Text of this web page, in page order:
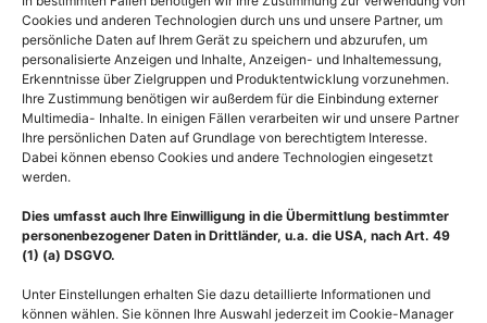
Cookies und anderen Technologien durch uns und unsere Partner, um
persönliche Daten auf Ihrem Gerät zu speichern und abzurufen, um
personalisierte Anzeigen und Inhalte, Anzeigen- und Inhaltemessung,
Erkenntnisse über Zielgruppen und Produktentwicklung vorzunehmen.
Ihre Zustimmung benötigen wir außerdem für die Einbindung externer
Multimedia- Inhalte. In einigen Fällen verarbeiten wir und unsere Partner
Ihre persönlichen Daten auf Grundlage von berechtigtem Interesse.
Dabei können ebenso Cookies und andere Technologien eingesetzt
werden.
Dies umfasst auch Ihre Einwilligung in die Übermittlung bestimmter
personenbezogener Daten in Drittländer, u.a. die USA, nach Art. 49
(1) (a) DSGVO.
Unter Einstellungen erhalten Sie dazu detaillierte Informationen und
können wählen. Sie können Ihre Auswahl jederzeit im Cookie-Manager